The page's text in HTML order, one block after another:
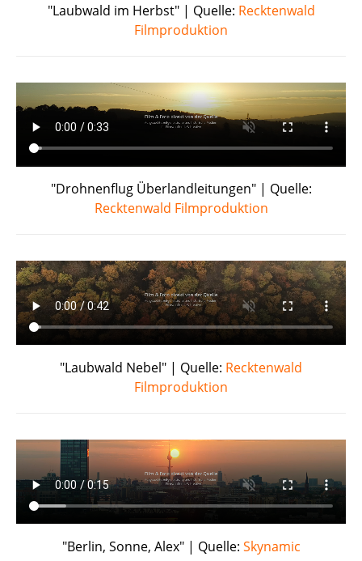
"Laubwald im Herbst" | Quelle: Recktenwald
Filmproduktion
"Drohnenflug Überlandleitungen" | Quelle:
Recktenwald Filmproduktion
"Laubwald Nebel" | Quelle: Recktenwald
Filmproduktion
"Berlin, Sonne, Alex" | Quelle: Skynamic